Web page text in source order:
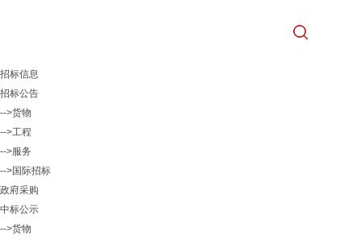
招标信息
招标公告
-->货物
-->工程
-->服务
-->国际招标
政府采购
中标公示
-->货物